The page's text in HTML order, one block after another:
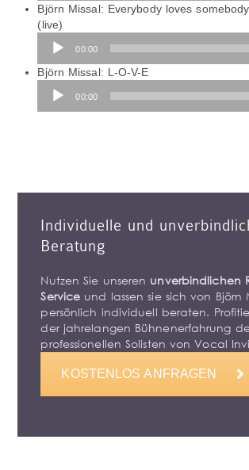
Björn Missal: Everybody loves
(live)
Audio-
Player
00:00
Björn Missal: L-O-V-E
Audio-
Player
00:00
Individuelle und
Beratung
Nutzen Sie unseren unverbindlichen
Service und lassen sie sich von Björn
persönlich individuell beraten.
der jahrelangen Bühnenerfahrung
professionellen Solisten von Vocal
KOSTENLOS ANFRAGEN